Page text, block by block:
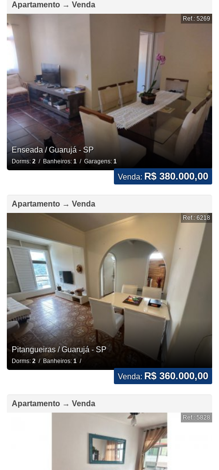
Apartamento → Venda
Ref.: 5269
Enseada / Guarujá - SP
Dorms: 2/ Banheiros: 1/ Garagens: 1
Venda: R$ 380.000,00
Apartamento → Venda
Ref.: 6218
Pitangueiras / Guarujá - SP
Dorms: 2/ Banheiros: 1/
Venda: R$ 360.000,00
Apartamento → Venda
Ref.: 5828